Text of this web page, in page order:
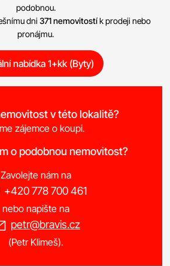
podobnou.
dni371 nemovitostík prodeji nebo
pronájmu.
nabídka 1+kk (Byty)
v této lokalitě?
zájemce o koupi.
o podobnou nemovitost?
Zavolejte nám na
+420 778 700 461
nebo napište na
petr@bravis.cz
(Petr Klimeš).